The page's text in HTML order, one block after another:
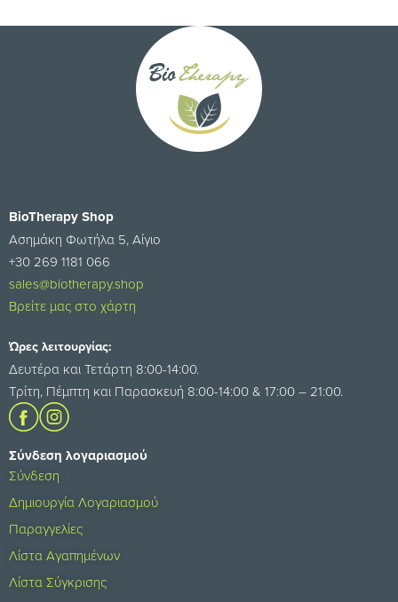
BioTherapy Shop
Ασημάκη Φωτήλα 5, Αίγιο
+30 269 1181 066
sales@biotherapy.shop
Βρείτε μας στο χάρτη
Ώρες λειτουργίας:
Δευτέρα και Τετάρτη 8:00-14:00.
Τρίτη, Πέμπτη και Παρασκευή 8:00-14:00 & 17:00 – 21:00.
Σύνδεση λογαριασμού
Σύνδεση
Δημιουργία Λογαριασμού
Παραγγελίες
Λίστα Αγαπημένων
Λίστα Σύγκρισης